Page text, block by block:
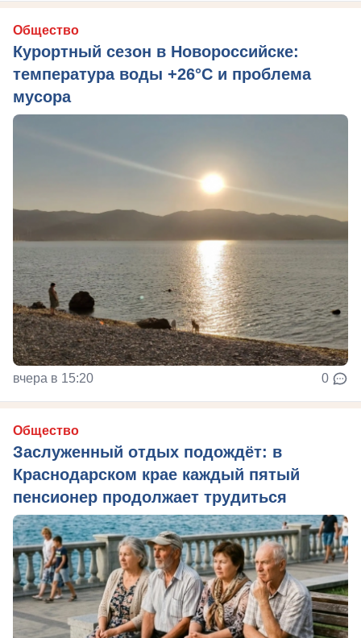
Общество
Курортный сезон в Новороссийске:
температура воды +26°C и проблема
мусора
вчера в 15:20 0
Общество
Заслуженный отдых подождёт: в
Краснодарском крае каждый пятый
пенсионер продолжает трудиться